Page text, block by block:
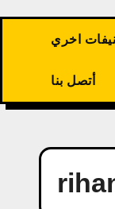
اخري
أتصل بنا